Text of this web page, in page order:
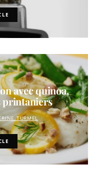
avec quinoa,
printaniers
TURMEL